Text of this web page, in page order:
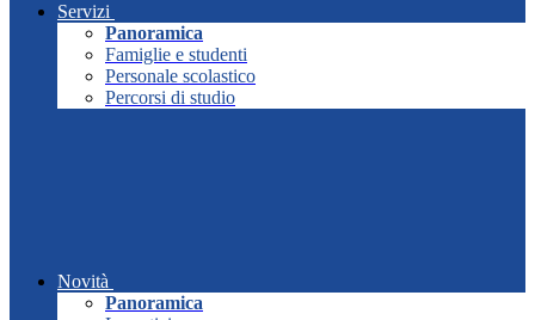
Servizi
Panoramica
Famiglie e studenti
Personale scolastico
Percorsi di studio
Novità
Panoramica